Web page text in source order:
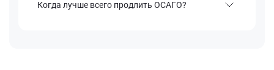
Когда лучше всего продлить ОСАГО?